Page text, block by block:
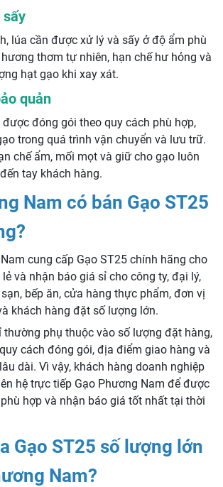
sấy
lúa cần được xử lý và sấy ở độ ẩm phù
thơm tự nhiên, hạn chế hư hỏng và
hạt gạo khi xay xát.
quản
đóng gói theo quy cách phù hợp,
trong quá trình vận chuyển và lưu trữ.
chế ẩm, mối mọt và giữ cho gạo luôn
tay khách hàng.
Nam có bán Gạo ST25
cung cấp Gạo ST25 chính hãng cho
và nhận báo giá sỉ cho công ty, đại lý,
bếp ăn, cửa hàng thực phẩm, đơn vị
khách hàng đặt số lượng lớn.
thường phụ thuộc vào số lượng đặt hàng,
cách đóng gói, địa điểm giao hàng và
dài. Vì vậy, khách hàng doanh nghiệp
hệ trực tiếp Gạo Phương Nam để được
hợp và nhận báo giá tốt nhất tại thời
Gạo ST25 số lượng lớn
Nam?